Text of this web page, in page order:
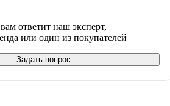
ответит наш эксперт,
или один из покупателей
Задать вопрос